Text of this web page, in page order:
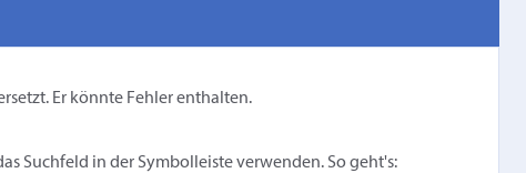
Er könnte Fehler enthalten.
Suchfeld in der Symbolleiste verwenden. So geht's: